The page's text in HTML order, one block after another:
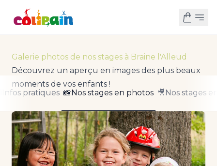
Galerie photos de nos stages à Braine l'Alleud
Découvrez un aperçu en images des plus beaux
moments de vos enfants !
ℹ️Infos pratiques 📸Nos stages en photos 🎥Nos stages